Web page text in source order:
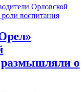
размышляли о